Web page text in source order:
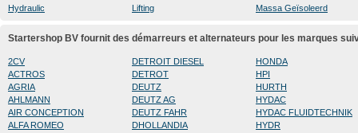
Hydraulic Lifting Massa Geïsoleerd
Startershop BV fournit des démarreurs et alternateurs pour les marques
2CV
ACTROS
AGRIA
AHLMANN
AIR CONCEPTION
ALFA ROMEO
DETROIT DIESEL
DETROT
DEUTZ
DEUTZ AG
DEUTZ FAHR
DHOLLANDIA
HONDA
HPI
HURTH
HYDAC
HYDAC FLUIDTECHNIK
HYDR